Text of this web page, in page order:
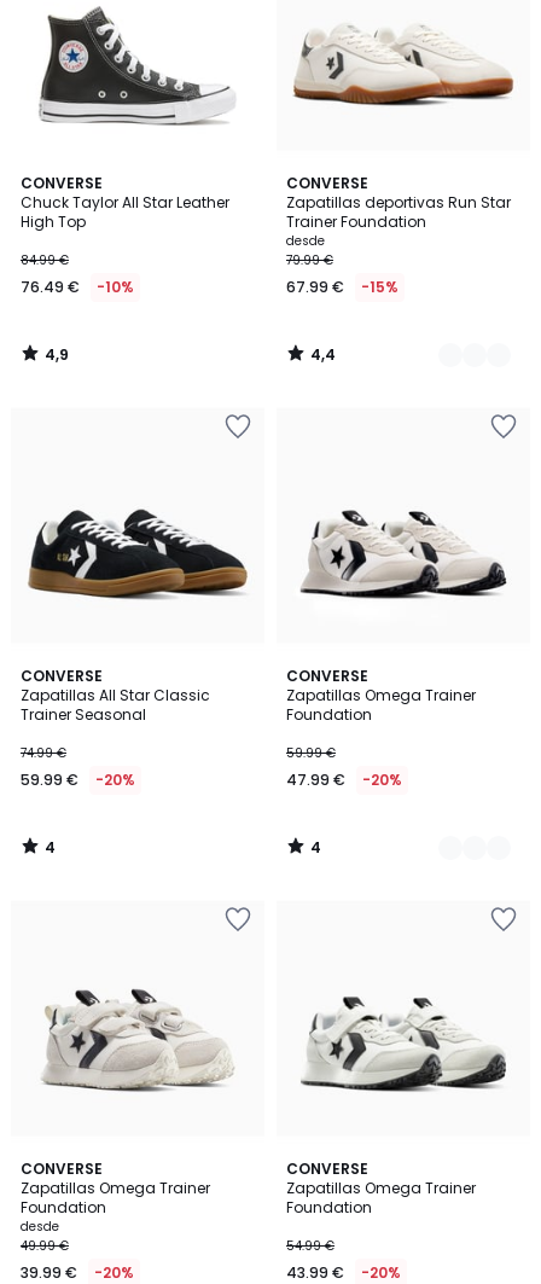
CONVERSE
Chuck Taylor All Star Leather
High Top
84.99 €
76.49 € -10%
4,9
/ 5
4,9
/
CONVERSE
Zapatillas deportivas Run Star
Trainer Foundation
desde
79.99 €
67.99 € -15%
4,4
/ 5
2
Colores
4,4
/
CONVERSE
Zapatillas All Star Classic
Trainer Seasonal
74.99 €
59.99 € -20%
4
/
5
4
/
CONVERSE
Zapatillas Omega Trainer
Foundation
59.99 €
47.99 € -20%
4
/
5
2
Colores
4
/
CONVERSE
Zapatillas Omega Trainer
Foundation
desde
49.99 €
39.99 € -20%
2
Colores
CONVERSE
Zapatillas Omega Trainer
Foundation
54.99 €
43.99 € -20%
3,5
/ 5
2
Colores